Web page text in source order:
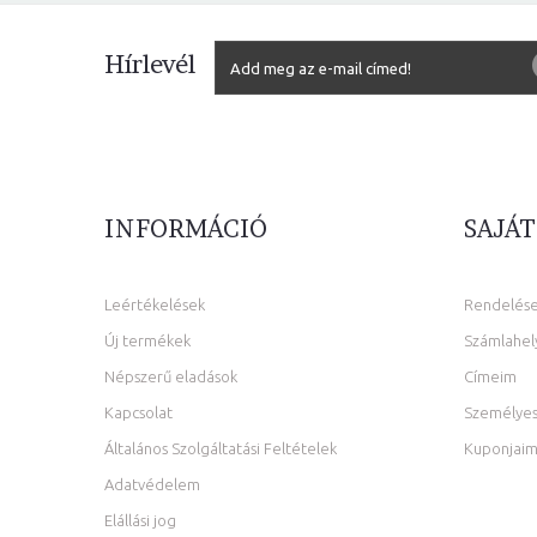
Hírlevél
INFORMÁCIÓ
Leértékelések
Új termékek
Népszerű eladások
Kapcsolat
Általános Szolgáltatási Feltételek
Adatvédelem
Elállási jog
Címeim
Kuponjaim